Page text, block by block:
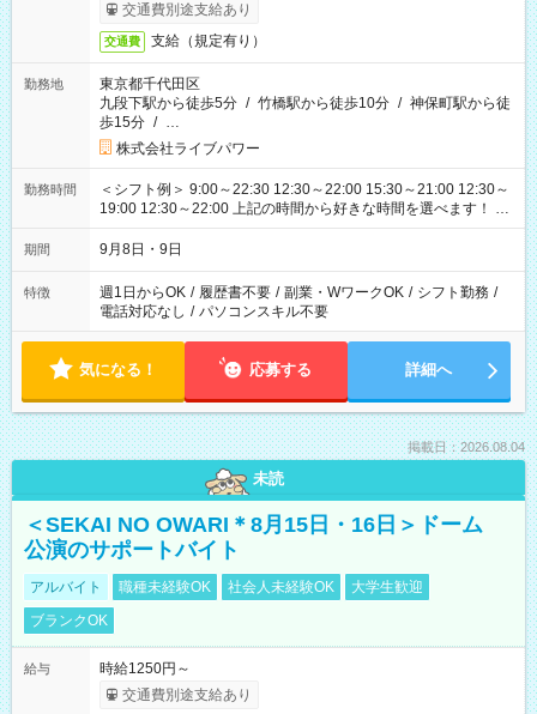
交通費別途支給あり
交通費 支給（規定有り）
勤務地
東京都千代田区
九段下駅から徒歩5分 / 竹橋駅から徒歩10分 / 神保町駅から徒
歩15分 / …
株式会社ライブパワー
勤務時間
＜シフト例＞ 9:00～22:30 12:30～22:00 15:30～21:00 12:30～
19:00 12:30～22:00 上記の時間から好きな時間を選べます！ ※
時間は変更となる可能性があります
期間 9月8日・9日
特徴 週1日からOK / 履歴書不要 / 副業・WワークOK / シフト勤務 /
電話対応なし / パソコンスキル不要
気になる！ 応募する 詳細へ
掲載日：2026.08.04
未読
＜SEKAI NO OWARI＊8月15日・16日＞ドーム
公演のサポートバイト
アルバイト 職種未経験OK 社会人未経験OK
大学生歓迎
ブランクOK
給与
時給1250円～
交通費別途支給あり